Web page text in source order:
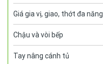
Giá gia vị, giao, thớt đa năng
Chậu và vòi bếp
Tay nâng cánh tủ